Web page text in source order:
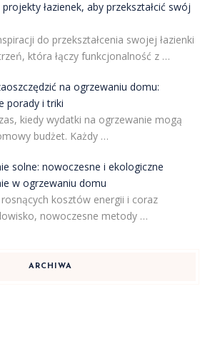
łazienek, aby przekształcić swój
do przekształcenia swojej łazienki
która łączy funkcjonalność z …
na ogrzewaniu domu:
porady i triki
kiedy wydatki na ogrzewanie mogą
budżet. Każdy …
solne: nowoczesne i ekologiczne
w ogrzewaniu domu
kosztów energii i coraz
nowoczesne metody …
ARCHIWA